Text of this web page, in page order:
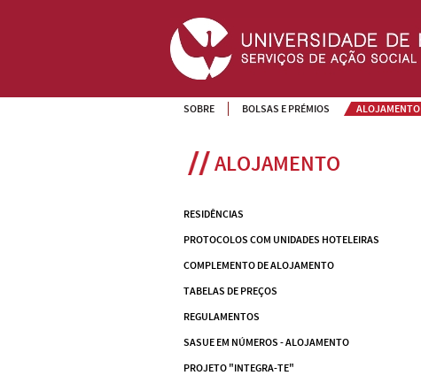
SOBRE BOLSAS E PRÉMIOS ALOJAMENTO
ALOJAMENTO
RESIDÊNCIAS
PROTOCOLOS COM UNIDADES HOTELEIRAS
COMPLEMENTO DE ALOJAMENTO
TABELAS DE PREÇOS
REGULAMENTOS
SASUE EM NÚMEROS - ALOJAMENTO
PROJETO "INTEGRA-TE"